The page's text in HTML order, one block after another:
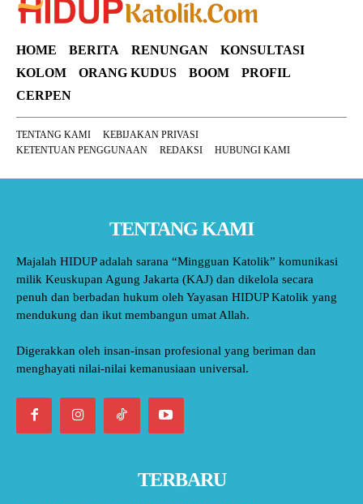
HOME BERITA RENUNGAN
KONSULTASI
KOLOM
ORANG KUDUS BOOM
PROFIL
CERPEN
TENTANG KAMI
KEBIJAKAN PRIVASI
KETENTUAN PENGGUNAAN
REDAKSI HUBUNGI KAMI
TENTANG KAMI
Majalah HIDUP adalah sarana “Mingguan Katolik” komunikasi
milik Keuskupan Agung Jakarta (KAJ) dan dikelola secara
penuh dan berbadan hukum oleh Yayasan HIDUP Katolik yang
mendukung dan ikut membangun umat Allah.
Digerakkan oleh insan-insan profesional yang beriman dan
menghayati nilai-nilai kemanusiaan universal.
TERBARU